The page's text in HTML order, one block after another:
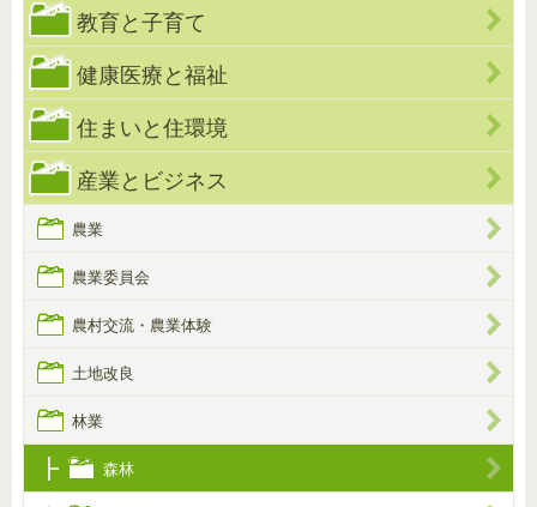
教育と子育て
健康医療と福祉
住まいと住環境
産業とビジネス
農業
農業委員会
農村交流・農業体験
土地改良
林業
森林